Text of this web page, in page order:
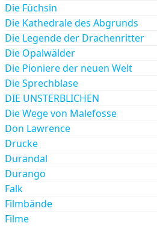
Die Füchsin
Die Kathedrale des Abgrunds
Die Legende der Drachenritter
Die Opalwälder
Die Pioniere der neuen Welt
Die Sprechblase
DIE UNSTERBLICHEN
Die Wege von Malefosse
Don Lawrence
Drucke
Durandal
Durango
Falk
Filmbände
Filme